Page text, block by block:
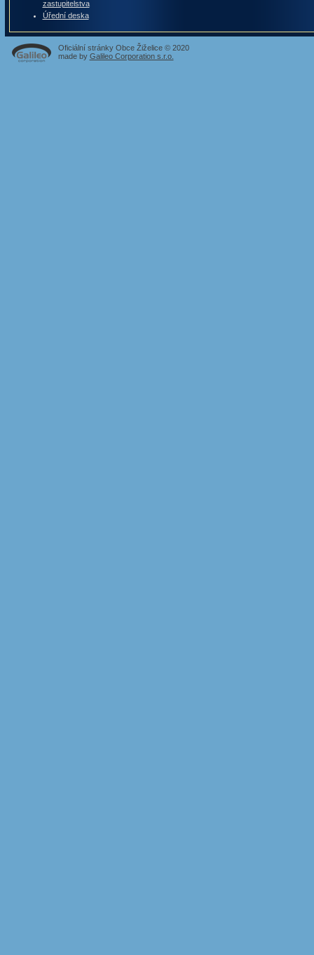
zastupitelstva
Úřední deska
Oficiální stránky Obce Žiželice © 2020
made by Galileo Corporation s.r.o.